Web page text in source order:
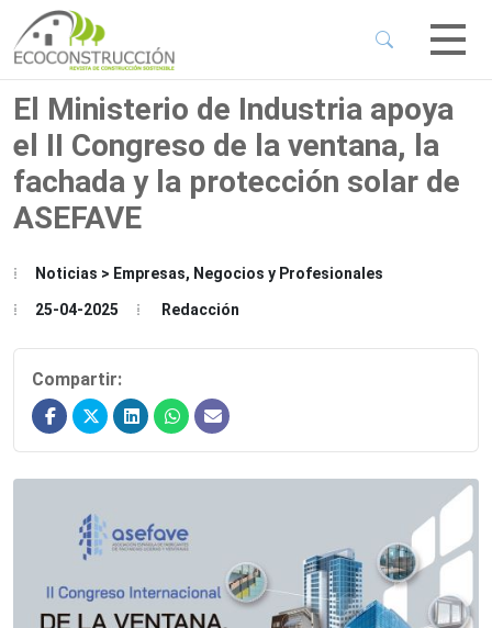
Menu
Menu
Menu
El Ministerio de Industria apoya
el II Congreso de la ventana, la
fachada y la protección solar de
ASEFAVE
Noticias > Empresas, Negocios y Profesionales
25-04-2025 Redacción
Compartir: